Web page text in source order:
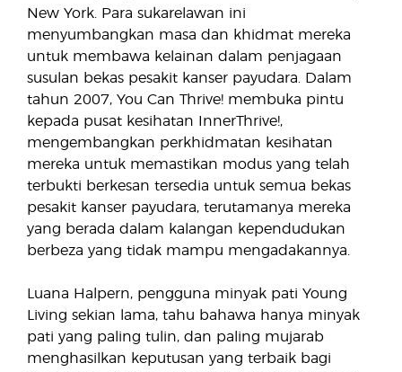
New York. Para sukarelawan ini
menyumbangkan masa dan khidmat mereka
untuk membawa kelainan dalam penjagaan
susulan bekas pesakit kanser payudara. Dalam
tahun 2007, You Can Thrive! membuka pintu
kepada pusat kesihatan InnerThrive!,
mengembangkan perkhidmatan kesihatan
mereka untuk memastikan modus yang telah
terbukti berkesan tersedia untuk semua bekas
pesakit kanser payudara, terutamanya mereka
yang berada dalam kalangan kependudukan
berbeza yang tidak mampu mengadakannya.
Luana Halpern, pengguna minyak pati Young
Living sekian lama, tahu bahawa hanya minyak
pati yang paling tulin, dan paling mujarab
menghasilkan keputusan yang terbaik bagi